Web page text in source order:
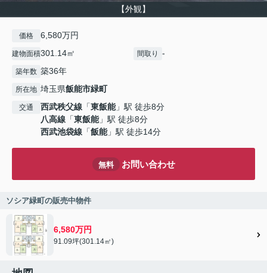
【外観】
価格 6,580万円
建物面積301.14㎡ 間取り -
築年数 築36年
所在地 埼玉県飯能市緑町
交通 西武秩父線 「東飯能」駅 徒歩8分
八高線 「東飯能」駅 徒歩8分
西武池袋線 「飯能」駅 徒歩14分
無料 お問い合わせ
ソシア緑町の販売中物件
6,580万円
91.09坪(301.14㎡)